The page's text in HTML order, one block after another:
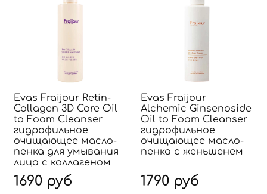
Evas Fraijour Retin-
Collagen 3D Core Oil
to Foam Cleanser
гидрофильное
очищающее масло-
пенка для умывания
лица с коллагеном
1690 руб
Evas Fraijour
Alchemic Ginsenoside
Oil to Foam Cleanser
гидрофильное
очищающее масло-
пенка с женьшенем
1790 руб